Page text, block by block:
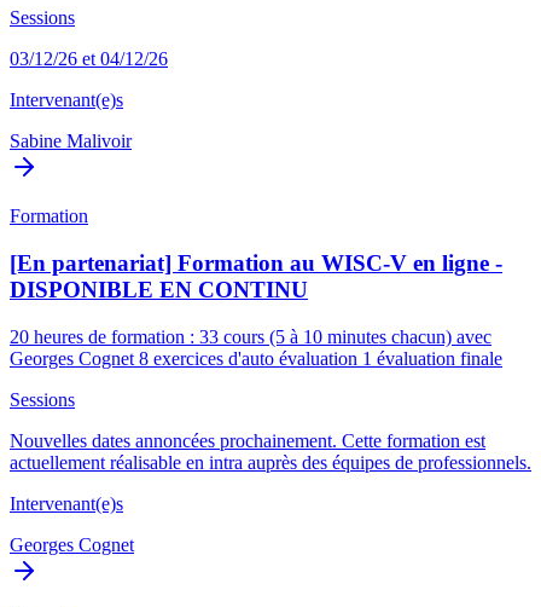
Sessions
03/12/26 et 04/12/26
Intervenant(e)s
Sabine Malivoir
Formation
[En partenariat] Formation au WISC-V en ligne -
DISPONIBLE EN CONTINU
20 heures de formation : 33 cours (5 à 10 minutes chacun) avec
Georges Cognet 8 exercices d'auto évaluation 1 évaluation finale
Sessions
Nouvelles dates annoncées prochainement. Cette formation est
actuellement réalisable en intra auprès des équipes de professionnels.
Intervenant(e)s
Georges Cognet